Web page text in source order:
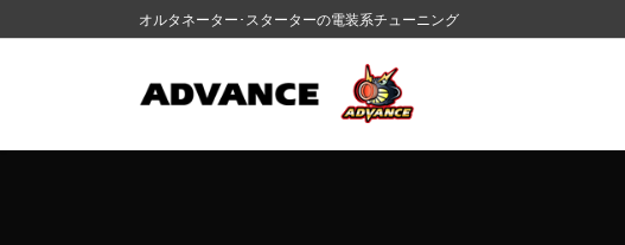
ン
に
ビ
ョ
オルタネーター･スターターの電装系チューニング